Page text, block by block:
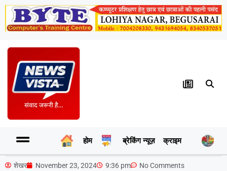
होम ब्रेकिंग न्यूज़ क्राइम
शेखर November 23, 2024 9:36 pm No Comments